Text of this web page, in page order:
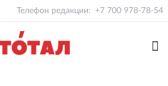
Телефон редакции: +7 700 978-78-54